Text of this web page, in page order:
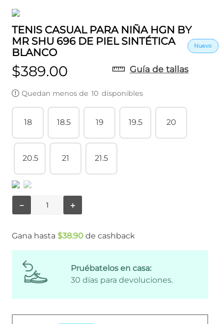
TENIS CASUAL PARA NIÑA HGN BY
MR SHU 696 DE PIEL SINTÉTICA
BLANCO
$389.00 Guía de tallas
Quedan menos de 10 disponibles
18 18.5 19 19.5 20
20.5 21 21.5
＋
－
Gana hasta $38.90 de cashback
Pruébatelos en casa:
30 días para devoluciones.